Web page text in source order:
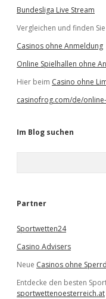
Bundesliga Live Stream
Vergleichen und finden
Casinos ohne Anmeldung
Online Spielhallen ohne
Hier beim Casino ohne
casinofrog.com/de/
Im Blog suchen
e
Partner
Sportwetten24
Casino Advisers
Neue Casinos ohne
Entdecke den besten
sportwettenoesterreich.at